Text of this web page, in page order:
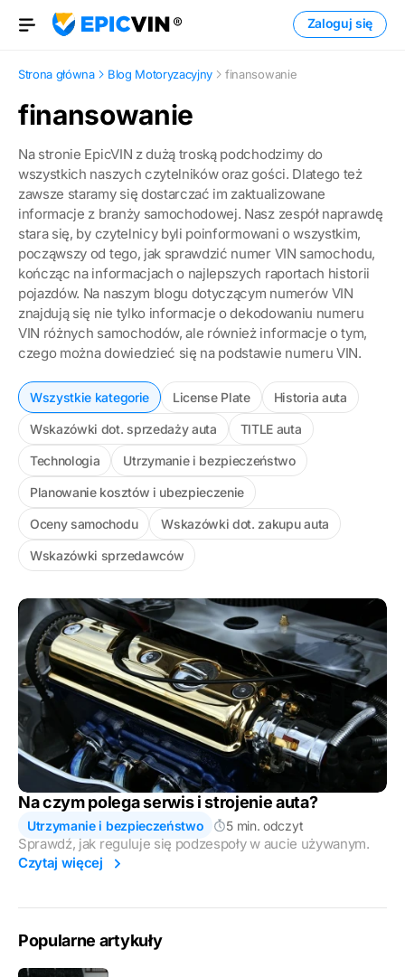
Otwórz menu
Zaloguj się
Strona główna Blog Motoryzacyjny finansowanie
finansowanie
Na stronie EpicVIN z dużą troską podchodzimy do
wszystkich naszych czytelników oraz gości. Dlatego też
zawsze staramy się dostarczać im zaktualizowane
informacje z branży samochodowej. Nasz zespół naprawdę
stara się, by czytelnicy byli poinformowani o wszystkim,
począwszy od tego, jak sprawdzić numer VIN samochodu,
kończąc na informacjach o najlepszych raportach historii
pojazdów. Na naszym blogu dotyczącym numerów VIN
znajdują się nie tylko informacje o dekodowaniu numeru
VIN różnych samochodów, ale również informacje o tym,
czego można dowiedzieć się na podstawie numeru VIN.
Wszystkie kategorie License Plate Historia auta
Wskazówki dot. sprzedaży auta TITLE auta
Technologia Utrzymanie i bezpieczeństwo
Planowanie kosztów i ubezpieczenie
Oceny samochodu Wskazówki dot. zakupu auta
Wskazówki sprzedawców
Na czym polega serwis i strojenie auta?
Utrzymanie i bezpieczeństwo 5 min. odczyt
Sprawdź, jak reguluje się podzespoły w aucie używanym.
Czytaj więcej
Popularne artykuły